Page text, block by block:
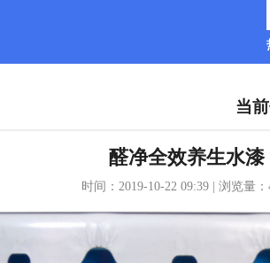
当
醛净全效养生水漆
时间：2019-10-22 09:39 | 浏览量：